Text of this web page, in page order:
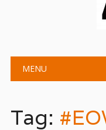
Main menu
MENU
Tag: